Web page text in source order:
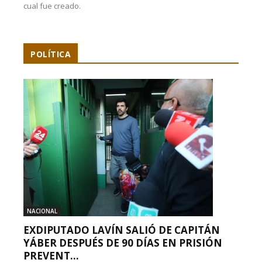
cual fue creado.
POLÍTICA
NACIONAL
EXDIPUTADO LAVÍN SALIÓ DE CAPITÁN
YÁBER DESPUÉS DE 90 DÍAS EN PRISIÓN
PREVENT...